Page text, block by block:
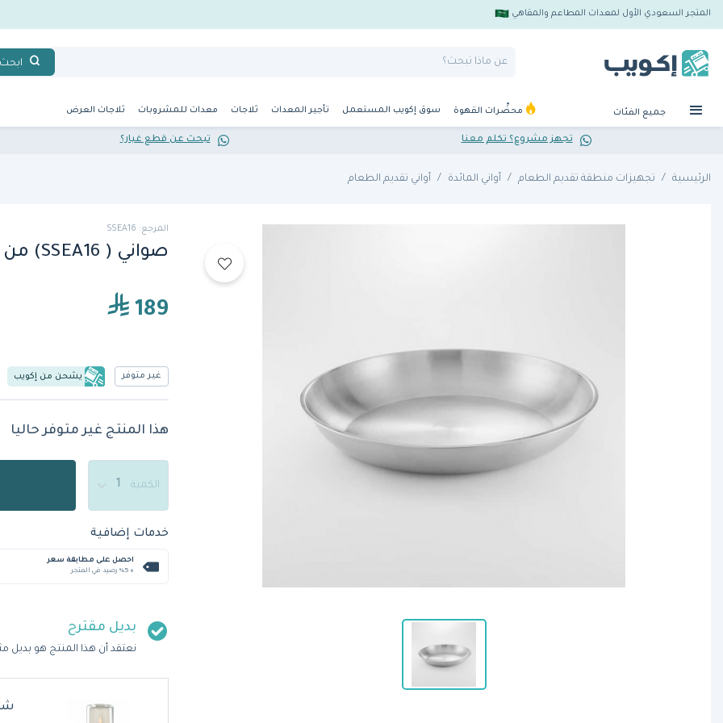
المتجر السعودي الأول لمعدات المطاعم والمقاهي
ابحث
جميع الفئات محضِّرات القهوة سوق إكويب المستعمل تأجير المعدات ثلاجات معدات للمشروبات ثلاجات العرض
تجهز مشروع؟ تكلم معنا تبحث عن قطع غيار؟
الرئيسية تجهيزات منطقة تقديم الطعام أواني المائدة أواني تقديم الطعام
المرجع: SSEA16
صواني ( SSEA16) من أمريكان ميتال كرافت
189
غير متوفر يشحن من إكويب
هذا المنتج غير متوفر حاليا
الكمية
خدمات إضافية
احصل على مطابقة سعر
+ %5 رصيد في المتجر
بديل مقترح
نعتقد أن هذا المنتج هو بديل